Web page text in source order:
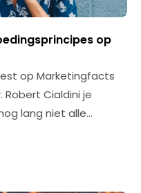
op
op Marketingfacts
Cialdini je
lang niet alle…